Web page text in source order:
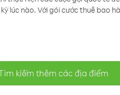
lúc nào. Với gói cước thuê bao
kiếm thêm các địa điểm